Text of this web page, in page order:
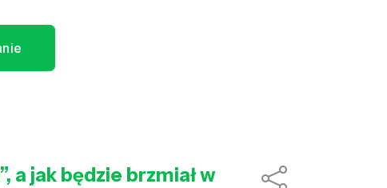
a jak będzie brzmiał w